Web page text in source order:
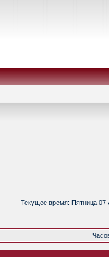
Текущее время: Пятница 07